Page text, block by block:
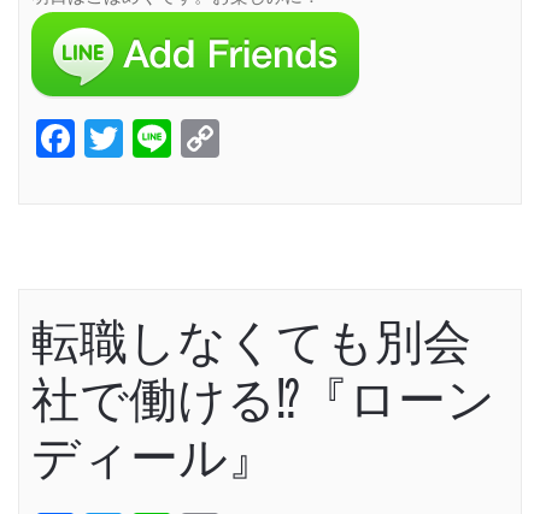
Facebook
Twitter
Line
転職しなくても別会
社で働ける⁉︎『ローン
ディール』